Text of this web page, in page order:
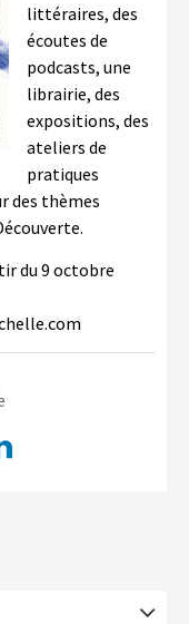
littéraires, des
écoutes de
podcasts, une
librairie, des
expositions, des
ateliers de
pratiques
des thèmes
du 9 octobre